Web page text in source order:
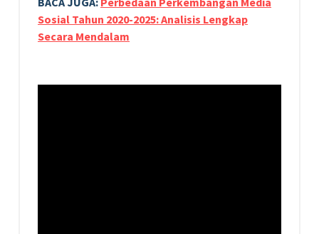
Sosial Tahun 2020-2025: Analisis Lengkap
Secara Mendalam